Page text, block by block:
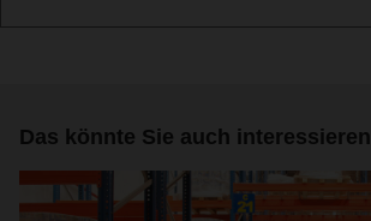
Das könnte Sie auch interessieren